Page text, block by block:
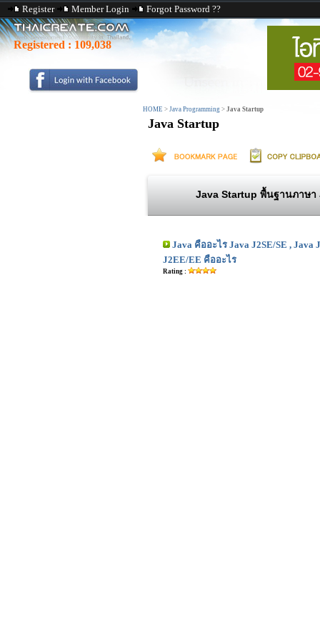
Register Member Login Forgot Password ??
Registered : 109,038
HOME > Java Programming > Java Startup
Java Startup
Java Startup พื้นฐานภาษา
Java คืออะไร Java J2SE/SE , Java
J2EE/EE คืออะไร
Rating :